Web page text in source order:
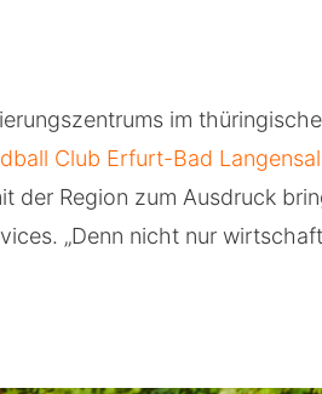
im
Club Erfurt-Bad
der Region zum Ausdruck
„Denn nicht nur